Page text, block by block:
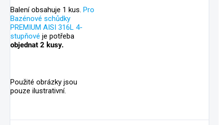
Balení obsahuje 1 kus. Pro
Bazénové schůdky
PREMIUM AISI 316L 4-
stupňové je potřeba
objednat 2 kusy.
Použité obrázky jsou
pouze ilustrativní.